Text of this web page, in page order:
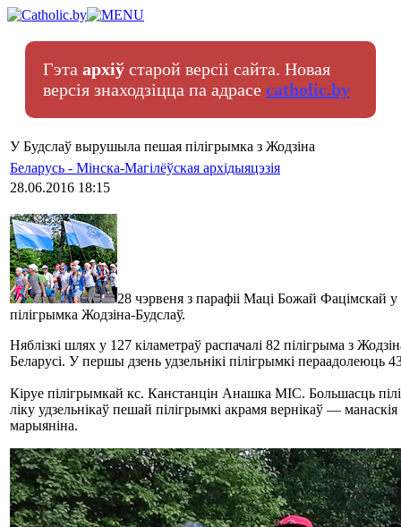
Гэта архіў старой версіі сайта. Новая
версія знаходзіцца па адрасе catholic.by
У Будслаў вырушыла пешая пілігрымка з Жодзіна
Беларусь - Мінска-Магілёўская архідыяцэзія
28.06.2016 18:15
28 чэрвеня з парафіі Маці Божай Фацімскай
пілігрымка Жодзіна-Будслаў.
Няблізкі шлях у 127 кіламетраў распачалі 82 пілігрыма з
Беларусі. У першы дзень удзельнікі пілігрымкі пераадолеюць
Кіруе пілігрымкай кс. Канстанцін Анашка MIC. Большасць
ліку удзельнікаў пешай пілігрымкі акрамя вернікаў —
марыяніна.